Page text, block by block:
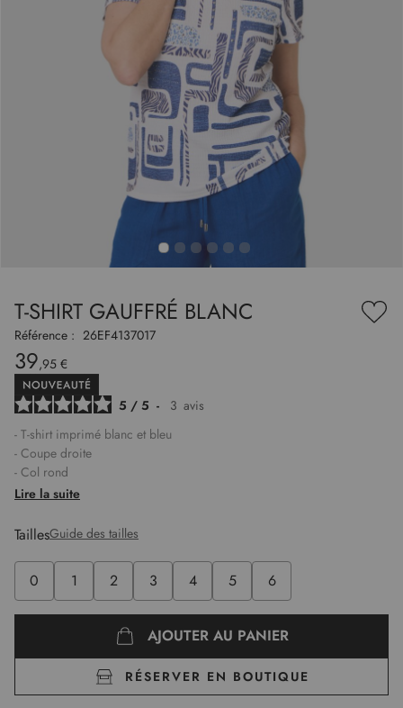
T-SHIRT GAUFFRÉ BLANC
à
Référence : 26EF4137017
39,95 €
5 / 5 - 3 avis
- T-shirt imprimé blanc et bleu
- Coupe droite
- Col rond
- Manches courtes
- Tissu gauffré léger et stretch
- Léa mesure 1,75m et porte une taille 1
Longueur : 62 cm pour la première taille
Lire la suite
TaillesGuide des tailles
0 1 2 3 4 5 6
AJOUTER AU PANIER
RÉSERVER EN BOUTIQUE